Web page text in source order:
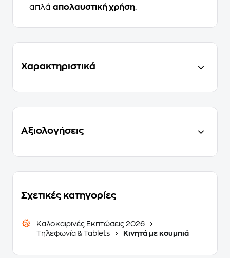
απλά απολαυστική χρήση.
Χαρακτηριστικά
Αξιολογήσεις
Σχετικές κατηγορίες
Καλοκαιρινές Εκπτώσεις 2026
Τηλεφωνία & Tablets
Κινητά με κουμπιά